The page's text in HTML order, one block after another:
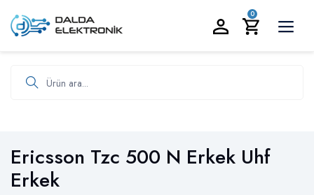
0
Ericsson Tzc 500 N Erkek Uhf
Erkek